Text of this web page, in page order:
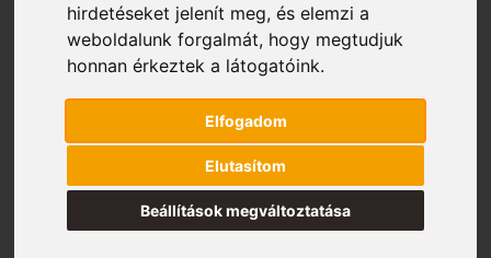
hirdetéseket jelenít meg, és elemzi a
weboldalunk forgalmát, hogy megtudjuk
honnan érkeztek a látogatóink.
Elfogadom
Elutasítom
Beállítások megváltoztatása